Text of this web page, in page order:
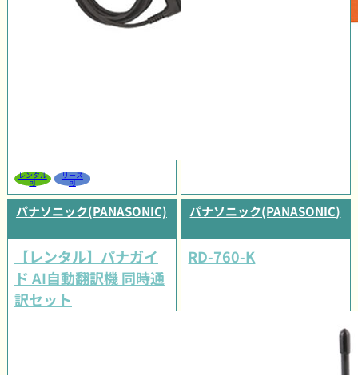
レンタル
可
リース
可
パナソニック(PANASONIC)
【レンタル】パナガイ
ド AI自動翻訳機 同時通
訳セット
パナソニック(PANASONIC)
RD-760-K